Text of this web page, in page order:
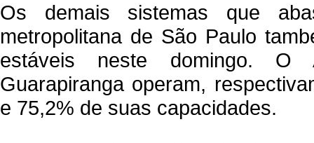
Os demais sistemas que
metropolitana de São Paulo
estáveis neste domingo.
Guarapiranga operam,
e 75,2% de suas capacidades.